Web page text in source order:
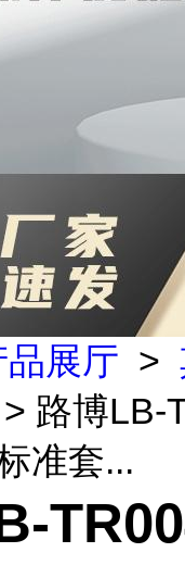
品展厅 >
> 路博LB-
准套...